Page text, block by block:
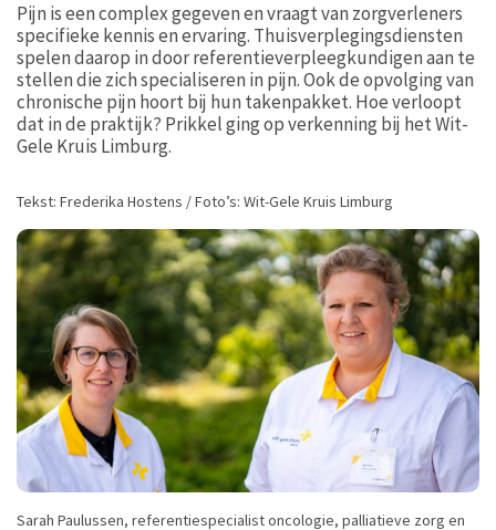
Pijn is een complex gegeven en vraagt van zorgverleners
specifieke kennis en ervaring. Thuisverplegingsdiensten
spelen daarop in door referentieverpleegkundigen aan te
stellen die zich specialiseren in pijn. Ook de opvolging van
chronische pijn hoort bij hun takenpakket. Hoe verloopt
dat in de praktijk? Prikkel ging op verkenning bij het Wit-
Gele Kruis Limburg.
Tekst: Frederika Hostens / Foto’s: Wit-Gele Kruis Limburg
Sarah Paulussen, referentiespecialist oncologie, palliatieve zorg en